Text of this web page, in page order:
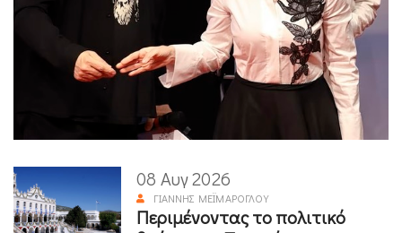
08 Αυγ 2026
ΓΙΆΝΝΗΣ ΜΕΪΜΆΡΟΓΛΟΥ
Περιμένοντας το πολιτικό